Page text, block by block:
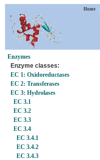
Home
Enzymes
Enzyme classes:
EC 1: Oxidoreductases
EC 2: Transferases
EC 3: Hydrolases
EC 3.1
EC 3.2
EC 3.3
EC 3.4
EC 3.4.1
EC 3.4.2
EC 3.4.3